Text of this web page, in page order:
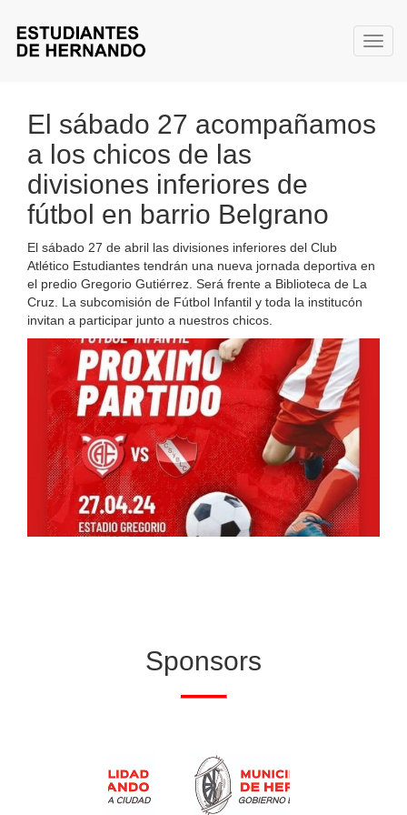
El sábado 27 acompañamos
a los chicos de las
divisiones inferiores de
fútbol en barrio Belgrano
El sábado 27 de abril las divisiones inferiores del Club
Atlético Estudiantes tendrán una nueva jornada deportiva en
el predio Gregorio Gutiérrez. Será frente a Biblioteca de La
Cruz. La subcomisión de Fútbol Infantil y toda la institucón
invitan a participar junto a nuestros chicos.
Sponsors